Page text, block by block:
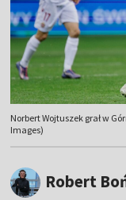
Norbert Wojtuszek grał w
Images)
Robert